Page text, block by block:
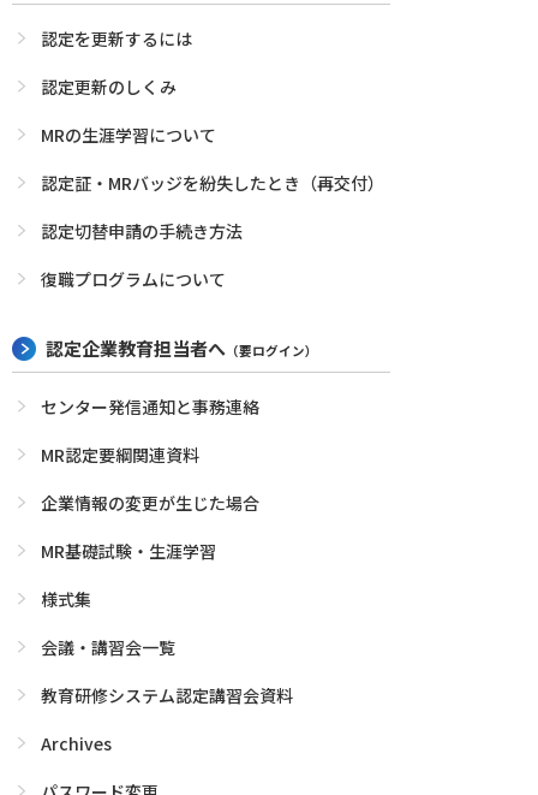
認定を更新するには
認定更新のしくみ
MRの生涯学習について
認定証・MRバッジを紛失したとき（再交付）
認定切替申請の手続き方法
復職プログラムについて
認定企業教育担当者へ （要ログイン）
センター発信通知と事務連絡
MR認定要綱関連資料
企業情報の変更が生じた場合
MR基礎試験・生涯学習
様式集
会議・講習会一覧
教育研修システム認定講習会資料
Archives